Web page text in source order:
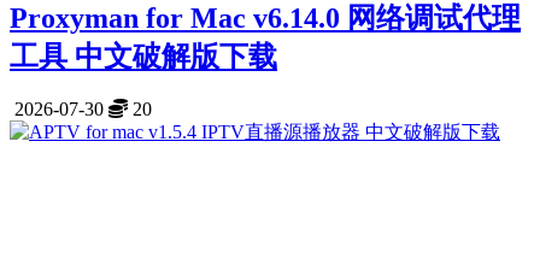
Proxyman for Mac v6.14.0 网络调试代理
工具 中文破解版下载
2026-07-30 20